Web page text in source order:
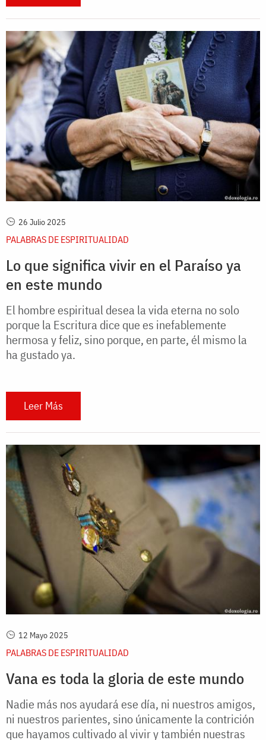
26 Julio 2025
PALABRAS DE ESPIRITUALIDAD
Lo que significa vivir en el Paraíso ya
en este mundo
El hombre espiritual desea la vida eterna no solo
porque la Escritura dice que es inefablemente
hermosa y feliz, sino porque, en parte, él mismo la
ha gustado ya.
Leer Más
12 Mayo 2025
PALABRAS DE ESPIRITUALIDAD
Vana es toda la gloria de este mundo
Nadie más nos ayudará ese día, ni nuestros amigos,
ni nuestros parientes, sino únicamente la contrición
que hayamos cultivado al vivir y también nuestras